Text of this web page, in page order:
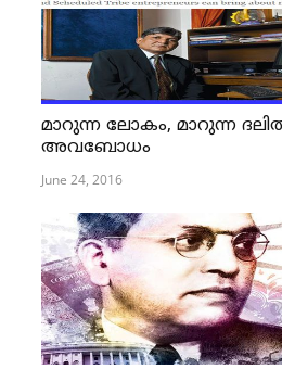
മാറുന്ന ലോകം, മാറുന്ന
അവബോധം
June 24, 2016